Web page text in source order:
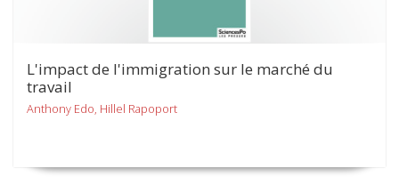
L'impact de l'immigration sur le marché du
travail
Anthony Edo, Hillel Rapoport